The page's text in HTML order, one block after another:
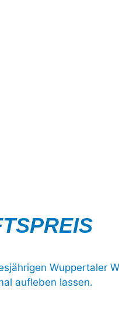
Wuppertaler
aufleben lassen.